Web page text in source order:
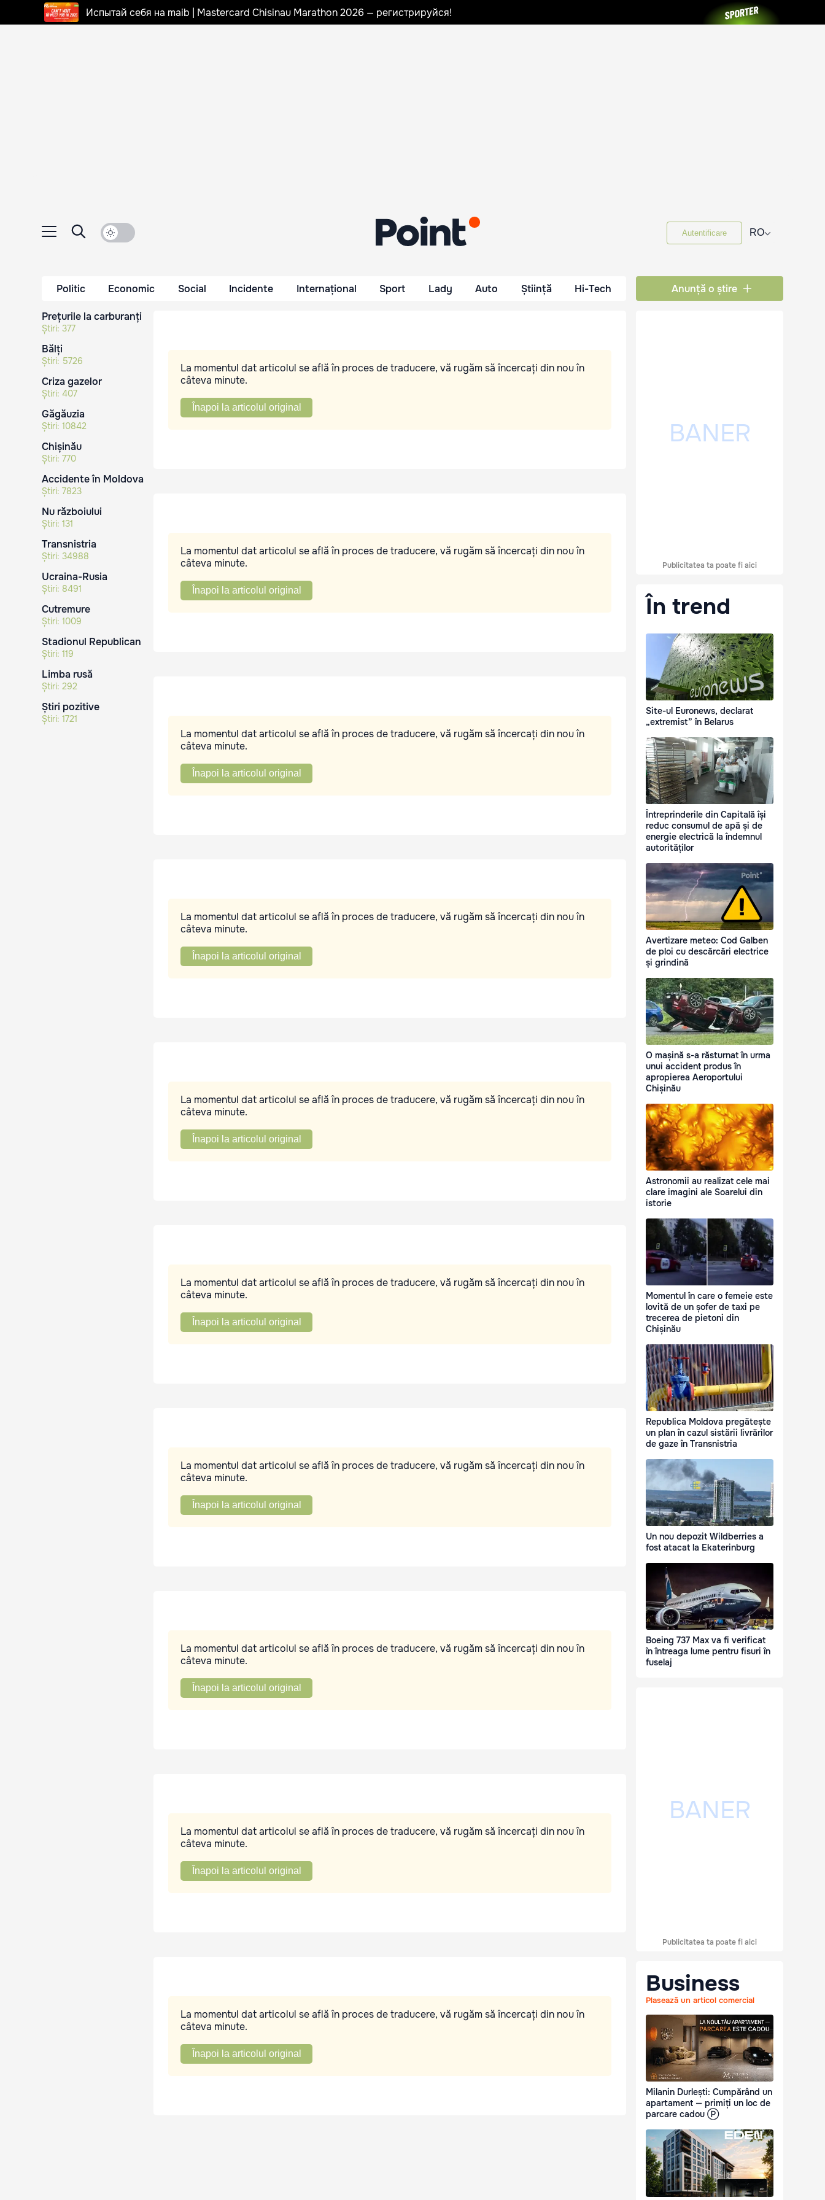
Испытай себя на maib | Mastercard Chisinau Marathon 2026 — регистрируйся!
Autentificare RO⌵
Politic Economic Social Incidente Internațional Sport Lady Auto Știință Hi-Tech Anunță o știre
Prețurile la carburanți
Știri: 377
Bălți
Știri: 5726
Criza gazelor
Știri: 407
Găgăuzia
Știri: 10842
Chișinău
Știri: 770
Accidente în Moldova
Știri: 7823
Nu războiului
Știri: 131
Transnistria
Știri: 34988
Ucraina-Rusia
Știri: 8491
Cutremure
Știri: 1009
Stadionul Republican
Știri: 119
Limba rusă
Știri: 292
Știri pozitive
Știri: 1721
La momentul dat articolul se află în proces de traducere, vă rugăm să încercați din nou în
câteva minute.
Înapoi la articolul original
La momentul dat articolul se află în proces de traducere, vă rugăm să încercați din nou în
câteva minute.
Înapoi la articolul original
La momentul dat articolul se află în proces de traducere, vă rugăm să încercați din nou în
câteva minute.
Înapoi la articolul original
La momentul dat articolul se află în proces de traducere, vă rugăm să încercați din nou în
câteva minute.
Înapoi la articolul original
La momentul dat articolul se află în proces de traducere, vă rugăm să încercați din nou în
câteva minute.
Înapoi la articolul original
La momentul dat articolul se află în proces de traducere, vă rugăm să încercați din nou în
câteva minute.
Înapoi la articolul original
La momentul dat articolul se află în proces de traducere, vă rugăm să încercați din nou în
câteva minute.
Înapoi la articolul original
La momentul dat articolul se află în proces de traducere, vă rugăm să încercați din nou în
câteva minute.
Înapoi la articolul original
La momentul dat articolul se află în proces de traducere, vă rugăm să încercați din nou în
câteva minute.
Înapoi la articolul original
La momentul dat articolul se află în proces de traducere, vă rugăm să încercați din nou în
câteva minute.
Înapoi la articolul original
Publicitatea ta poate fi aici
În trend
Site-ul Euronews, declarat
„extremist” în Belarus
Întreprinderile din Capitală își
reduc consumul de apă și de
energie electrică la îndemnul
autorităților
Avertizare meteo: Cod Galben
de ploi cu descărcări electrice
și grindină
O mașină s-a răsturnat în urma
unui accident produs în
apropierea Aeroportului
Chișinău
Astronomii au realizat cele mai
clare imagini ale Soarelui din
istorie
Momentul în care o femeie este
lovită de un șofer de taxi pe
trecerea de pietoni din
Chișinău
Republica Moldova pregătește
un plan în cazul sistării livrărilor
de gaze în Transnistria
Un nou depozit Wildberries a
fost atacat la Ekaterinburg
Boeing 737 Max va fi verificat
în întreaga lume pentru fisuri în
fuselaj
Publicitatea ta poate fi aici
Business
Plasează un articol comercial
Milanin Durlești: Cumpărând un
apartament — primiți un loc de
parcare cadou Ⓟ